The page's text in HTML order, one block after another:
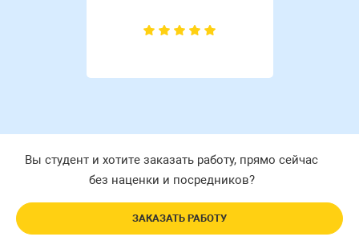
Вы студент и хотите заказать работу, прямо сейчас
без наценки и посредников?
ЗАКАЗАТЬ РАБОТУ